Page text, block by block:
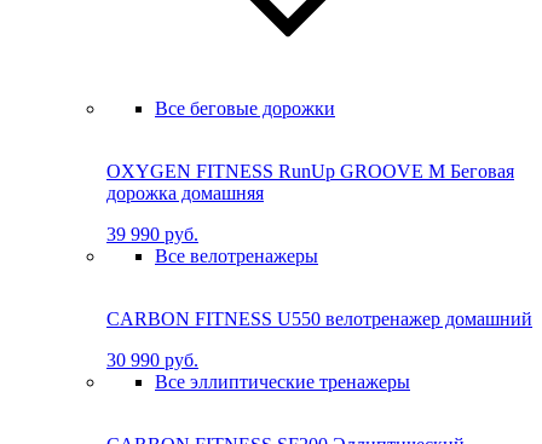
Все беговые дорожки
OXYGEN FITNESS RunUp GROOVE M Бе­го­вая
до­рож­ка до­маш­няя
39 990 руб.
Все велотренажеры
CARBON FITNESS U550 велотренажер домашний
30 990 руб.
Все эллиптические тренажеры